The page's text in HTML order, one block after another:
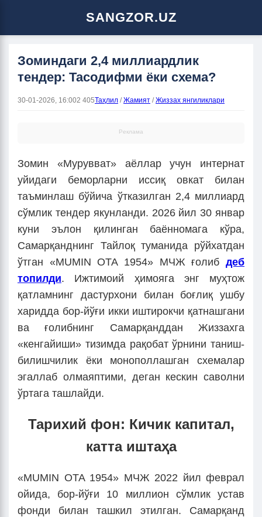
SANGZOR.UZ
Зоминдаги 2,4 миллиардлик
тендер: Тасодифми ёки схема?
30-01-2026, 16:002 405Таҳлил /Жамият /Жиззах янгиликлари
Реклама
Зомин «Мурувват» аёллар учун интернат
уйидаги беморларни иссиқ овкат билан
таъминлаш бўйича ўтказилган 2,4 миллиард
сўмлик тендер якунланди. 2026 йил 30 январ
куни эълон қилинган баённомага кўра,
Самарқанднинг Тайлоқ туманида рўйхатдан
ўтган «MUMIN OTA 1954» МЧЖ ғолиб деб
топилди. Ижтимоий ҳимояга энг муҳтож
қатламнинг дастурхони билан боғлиқ ушбу
харидда бор-йўғи икки иштирокчи қатнашгани
ва ғолибнинг Самарқанддан Жиззахга
«кенгайиши» тизимда рақобат ўрнини таниш-
билишчилик ёки монополлашган схемалар
эгаллаб олмаяптими, деган кескин саволни
ўртага ташлайди.
Тарихий фон: Кичик капитал,
катта иштаҳа
«MUMIN OTA 1954» МЧЖ 2022 йил феврал
ойида, бор-йўғи 10 миллион сўмлик устав
фонди билан ташкил этилган. Самарқанд